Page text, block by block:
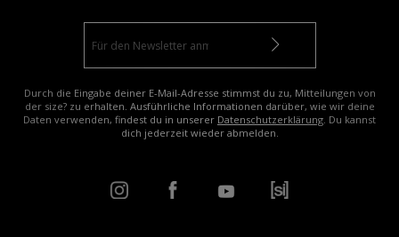
Durch die Eingabe deiner E-Mail-Adresse stimmst du zu, Mitteilungen von
der size? zu erhalten. Ausführliche Informationen darüber, wie wir deine
Daten verwenden, findest du in unserer Datenschutzerklärung. Du kannst
dich jederzeit wieder abmelden.